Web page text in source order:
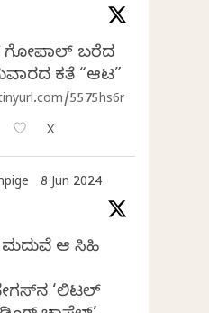
ಗೋಪಾಲ್‌ ಬರೆದ
ಕತೆ “ಆಟ”
5575hs6r
X
8 Jun 2024
ಆ ಸಿಹಿ
‘ಲಿಟಲ್